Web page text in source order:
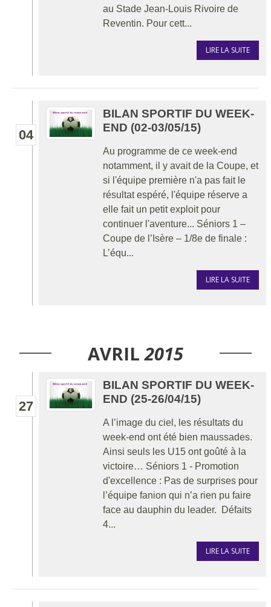
au Stade Jean-Louis Rivoire de
Reventin. Pour cett...
LIRE LA SUITE
04
BILAN SPORTIF DU WEEK-
END (02-03/05/15)
Au programme de ce week-end
notamment, il y avait de la Coupe, et
si l'équipe première n'a pas fait le
résultat espéré, l'équipe réserve a
elle fait un petit exploit pour
continuer l'aventure... Séniors 1 –
Coupe de l’Isère – 1/8e de finale :
L’équ...
LIRE LA SUITE
AVRIL 2015
27
BILAN SPORTIF DU WEEK-
END (25-26/04/15)
A l’image du ciel, les résultats du
week-end ont été bien maussades.
Ainsi seuls les U15 ont goûté à la
victoire… Séniors 1 - Promotion
d'excellence : Pas de surprises pour
l’équipe fanion qui n’a rien pu faire
face au dauphin du leader. Défaits
4...
LIRE LA SUITE